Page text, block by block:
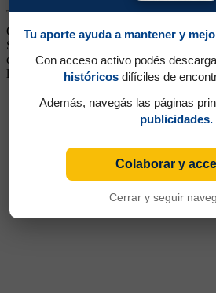
Centrodelantero. Llegó de Defensor
Sudamericano con la selección Uruguaya
continuidad. Siguió su carrera en
los mundiales de 1962 y 1966 para
Tu aporte ayuda a mantener y
Con acceso activo podés
históricos difíciles de
Además, navegás las páginas
publicidades.
Colaborar y
Cerrar y seguir